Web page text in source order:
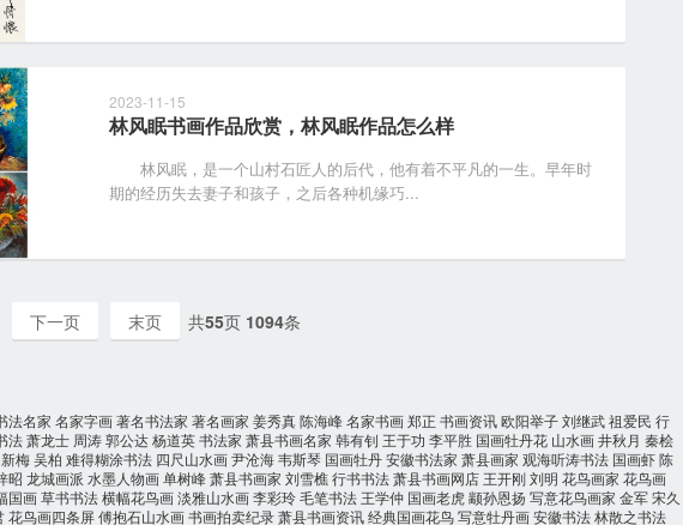
2023-11-15
林风眠书画作品欣赏，林风眠作品怎么样
林风眠，是一个山村石匠人的后代，他有着不平凡的一生。早年时
期的经历失去妻子和孩子，之后各种机缘巧...
下一页 末页 共55页 1094条
法名家 名家字画著名书法家 著名画家 姜秀真陈海峰名家书画郑正 书画资讯欧阳举子刘继武祖爱民 行
法萧龙士 周涛郭公达杨道英书法家 萧县书画名家 韩有钊 王于功 李平胜 国画牡丹花 山水画井秋月 秦桧
梅吴柏 难得糊涂书法 四尺山水画尹沧海韦斯琴 国画牡丹安徽书法家 萧县画家 观海听涛书法 国画虾陈
昭 龙城画派 水墨人物画单树峰萧县书画家 刘雪樵行书书法萧县书画网店 王开刚刘明 花鸟画家 花鸟画
国画草书书法横幅花鸟画淡雅山水画李彩玲毛笔书法 王学仲 国画老虎颛孙恩扬 写意花鸟画家 金军宋久
花鸟画四条屏傅抱石山水画书画拍卖纪录萧县书画资讯经典国画花鸟写意牡丹画安徽书法林散之书法